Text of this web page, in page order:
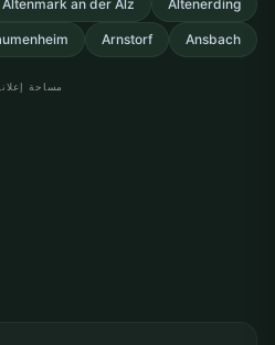
Altenerding
Altenmark an der Alz
Ansbach
Arnstorf
مساحة